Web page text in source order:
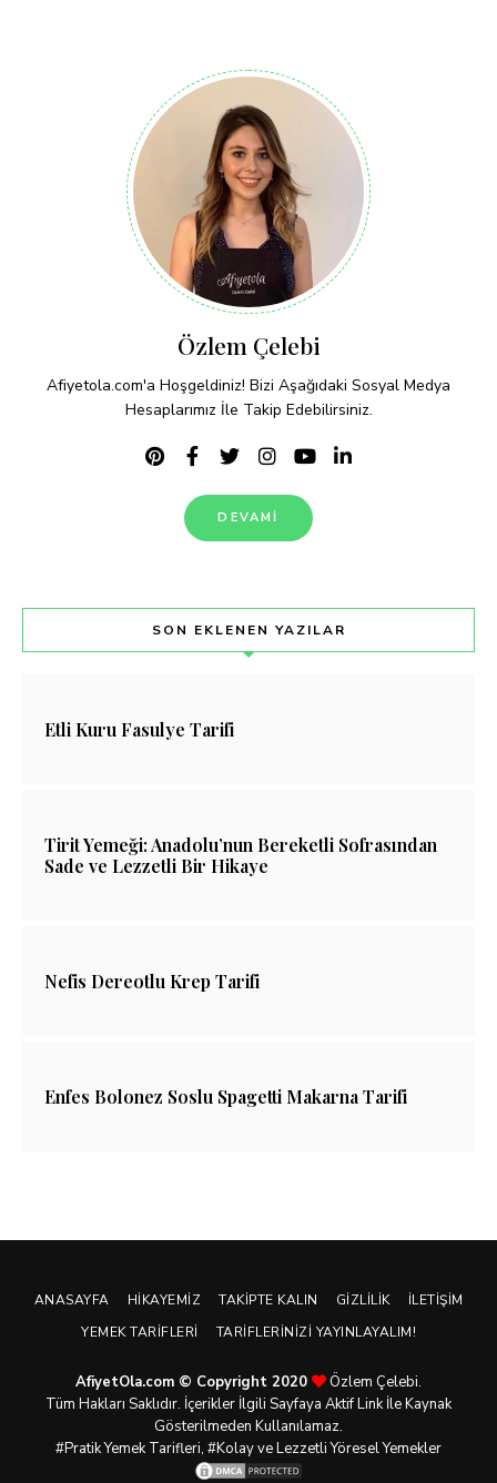
Özlem Çelebi
Afiyetola.com'a Hoşgeldiniz! Bizi Aşağıdaki Sosyal Medya
Hesaplarımız İle Takip Edebilirsiniz.
DEVAMI
SON EKLENEN YAZILAR
Etli Kuru Fasulye Tarifi
Tirit Yemeği: Anadolu’nun Bereketli Sofrasından
Sade ve Lezzetli Bir Hikaye
Nefis Dereotlu Krep Tarifi
Enfes Bolonez Soslu Spagetti Makarna Tarifi
ANASAYFA HIKAYEMIZ TAKIPTE KALIN GIZLILIK
İLETIŞIM
YEMEK TARIFLERI
TARIFLERINIZI YAYINLAYALIM!
AfiyetOla.com © Copyright 2020
Özlem Çelebi.
Tüm Hakları Saklıdır. İçerikler İlgili Sayfaya Aktif Link İle Kaynak
Gösterilmeden Kullanılamaz.
#PratikYemek Tarifleri, #Kolay ve Lezzetli Yöresel Yemekler